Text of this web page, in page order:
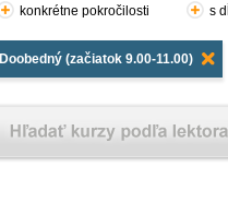
konkrétne pokročilosti s
Doobedný (začiatok 9.00-11.00)